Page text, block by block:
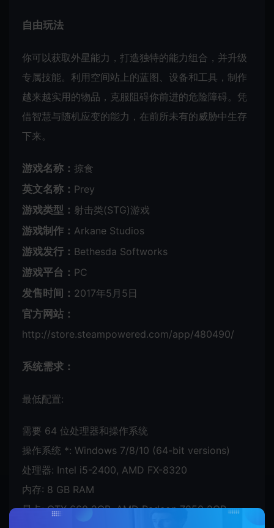
自由玩法
你可以获取外星能力，打造独特的能力组合，并升级
专属技能。利用空间站上的蓝图、设备和工具，制作
越来越实用的物品，克服阻碍你前进的危险障碍。凭
借智慧与随机应变的能力，在前所未有的威胁中生存
下来。
游戏名称： 掠食
英文名称： Prey
游戏类型： 射击类(STG)游戏
游戏制作： Arkane Studios
游戏发行： Bethesda Softworks
游戏平台： PC
发售时间： 2017年5月5日
官方网站：
http://store.steampowered.com/app/480490/
系统需求：
最低配置:
需要 64 位处理器和操作系统
操作系统 *: Windows 7/8/10 (64-bit versions)
处理器: Intel i5-2400, AMD FX-8320
内存: 8 GB RAM
显卡: GTX 660 2GB, AMD Radeon 7850 2GB